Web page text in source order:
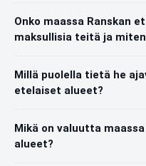
Onko maassa Ranskan
maksullisia teitä ja
Millä puolella tietä he
etelaiset alueet?
Mikä on valuutta
alueet?